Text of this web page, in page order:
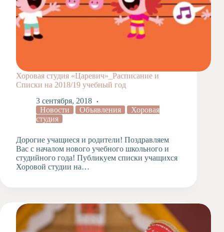
Хоровая студия «Царевич»_Расписание и
Списки на 2018/19 учебный год
3 сентября, 2018
Новости
Объявления
Хоровая
студия
Дорогие учащиеся и родители! Поздравляем
Вас с началом нового учебного школьного и
студийного года! Публикуем списки учащихся
Хоровой студии на…